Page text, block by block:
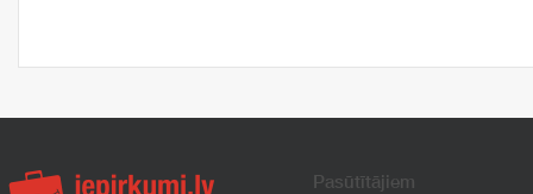
Pasūtītājiem